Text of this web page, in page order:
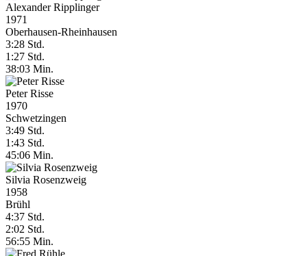
Alexander Ripplinger
1971
Oberhausen-Rheinhausen
3:28 Std.
1:27 Std.
38:03 Min.
Peter Risse
1970
Schwetzingen
3:49 Std.
1:43 Std.
45:06 Min.
Silvia Rosenzweig
1958
Brühl
4:37 Std.
2:02 Std.
56:55 Min.